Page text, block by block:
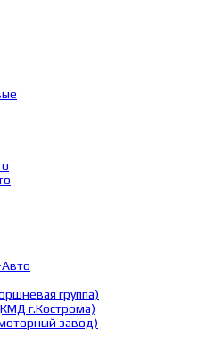
группа)
г.Кострома)
завод)